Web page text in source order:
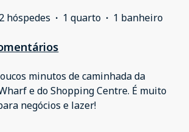
2 hóspedes · 1 quarto · 1 banheiro
minutos de caminhada da
e do Shopping Centre. É muito
negócios e lazer!